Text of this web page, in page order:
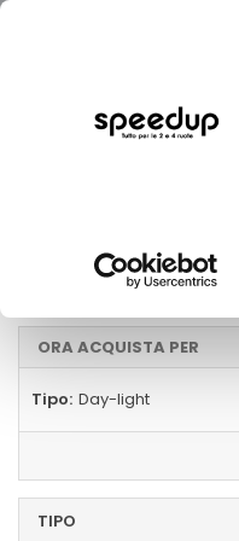
Auto
Day-light
ORA ACQUISTA PER
Tipo Day-light
TIPO